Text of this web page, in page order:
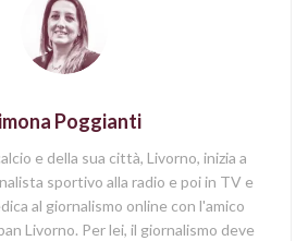
Poggianti
e della sua città, Livorno, inizia a
sportivo alla radio e poi in TV e
al giornalismo online con l'amico
Livorno. Per lei, il giornalismo deve